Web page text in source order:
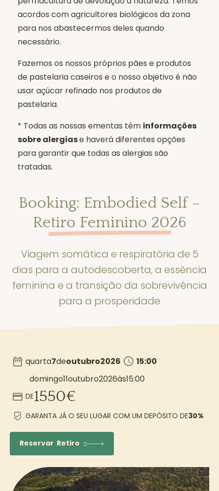
acordos com agricultores biológicos da zona
para nos abastecermos deles quando
necessário.
Fazemos os nossos próprios pães e produtos
de pastelaria caseiros e o nosso objetivo é não
usar açúcar refinado nos produtos de
pastelaria.
* Todas as nossas ementas têm informações
sobre alergiase haverá diferentes opções
para garantir que todas as alergias são
tratadas.
Booking: Embodied Self –
Retiro Feminino 2026
Viagem somática e respiratória de 5
dias para a autodescoberta, a essência
feminina e a transição da sobrevivência
para a prosperidade
quarta7deoutubro2026
15:00
domingo11outubro2026às15:00
DE1550€
GARANTA JÁ O SEU LUGAR COM UM DEPÓSITO DE30%
Reservar Retiro